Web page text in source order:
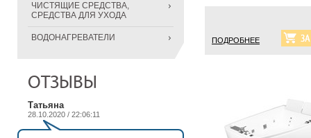
ЧИСТЯЩИЕ СРЕДСТВА,
СРЕДСТВА ДЛЯ УХОДА
ВОДОНАГРЕВАТЕЛИ
ОТЗЫВЫ
Татьяна
28.10.2020 / 22:06:11
ПОДРОБНЕЕ